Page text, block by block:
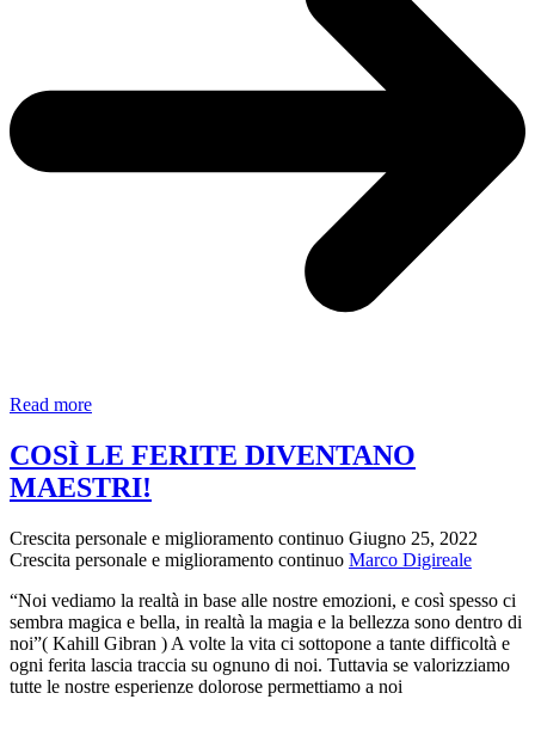
Read moreSa
cadiamo
signore?
COSÌ LE FERITE DIVENTANO
MAESTRI!
Crescita personale e miglioramento continuo Giugno 25, 2022
Crescita personale e miglioramento continuo Marco Digireale
“Noi vediamo la realtà in base alle nostre emozioni, e così spesso ci
sembra magica e bella, in realtà la magia e la bellezza sono dentro di
noi”( Kahill Gibran ) A volte la vita ci sottopone a tante difficoltà e
ogni ferita lascia traccia su ognuno di noi. Tuttavia se valorizziamo
tutte le nostre esperienze dolorose permettiamo a noi